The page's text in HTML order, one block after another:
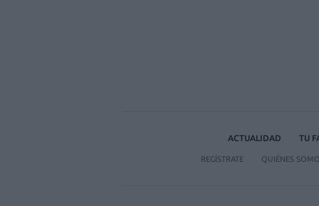
ACTUALIDAD TU
REGÍSTRATE QUIÉNES